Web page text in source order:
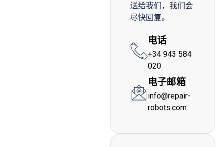
送给我们，我们会
尽快回复。
电话
+34 943 584
020
电子邮箱
info@repair-
robots.com